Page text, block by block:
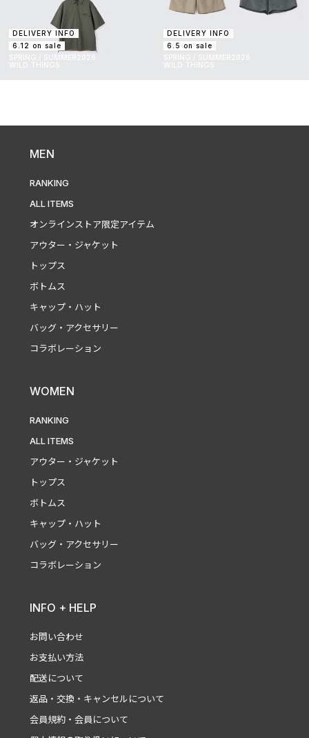
DELIVERY INFO
6.12 on sale
SPRING / SUMMER2026
WILD THINGS
DELIVERY INFO
6.5 on sale
SPRING / SUMMER2026
WILD THINGS
MEN
RANKING
ALL ITEMS
オンラインストア限定アイテム
アウター・ジャケット
トップス
ボトムス
キャップ・ハット
バッグ・アクセサリー
コラボレーション
WOMEN
RANKING
ALL ITEMS
アウター・ジャケット
トップス
ボトムス
キャップ・ハット
バッグ・アクセサリー
コラボレーション
INFO + HELP
お問い合わせ
お支払い方法
配送について
返品・交換・キャンセルについて
会員規約・会員について